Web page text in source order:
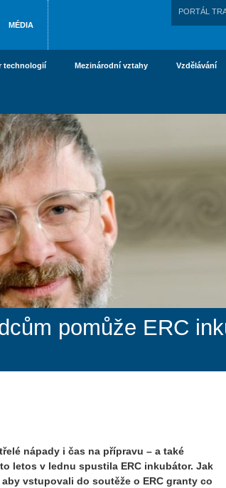
MÉDIA
PORTÁL
technologií Mezinárodní vztahy Vzdělávání
pomůže ERC
nápady i čas na přípravu – a také
letos v lednu spustila ERC inkubátor. Jak
vstupovali do soutěže o ERC granty co